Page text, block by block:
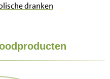
dranken